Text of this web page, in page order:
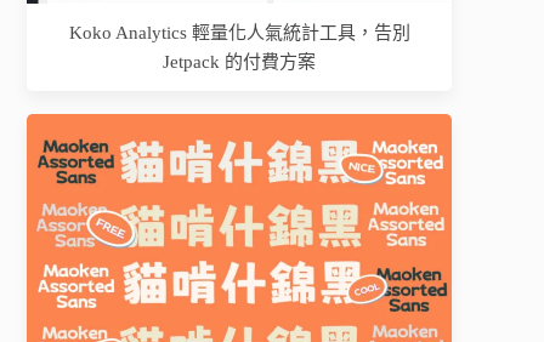
Koko Analytics 輕量化人氣統計工具，告別
Jetpack 的付費方案